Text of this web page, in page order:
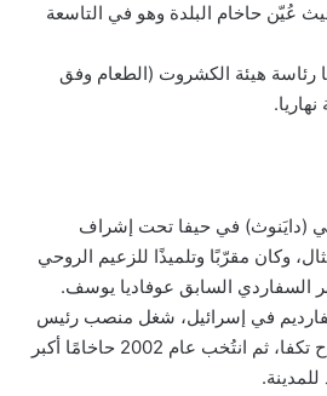
عُيّن حاخام البلدة وهو في التاسعة
هيئة الكشروت (الطعام وفق
(دايَنوث) في حيفا تحت إشراف
وكان مقرّبًا وتلميذًا للزعيم الروحي
السفاردي السابق عوفاديا يوسف.
في إسرائيل، شغل منصب رئيس
المحكمة الحاخامية في بيتاح تكفا، ثم انتُخب عام 2002 حاخامًا أكبر